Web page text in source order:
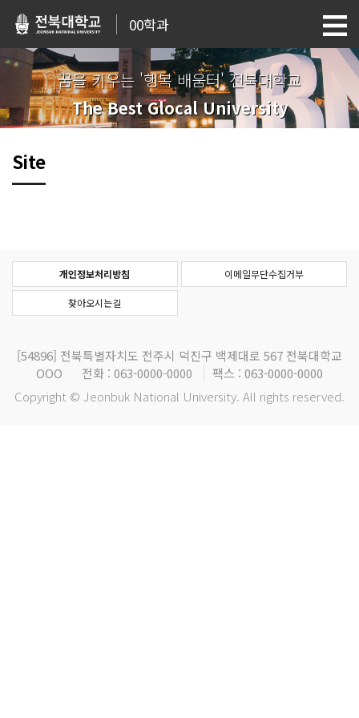
00학과
꿈을 키우는 '행복 배움터' 전북대학교
The Best Glocal University
Site
개인정보처리방침 이메일무단수집거부
찾아오시는길
[54896] 전북특별자치도 전주시 덕진구 백제대로 567 전북대학교
OOO
전화 : 063-0000-0000
팩스 : 063-0000-0000
Copyright © Jeonbuk National University. All rights reserved.